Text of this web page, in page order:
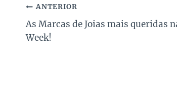
Navegação
de
ANTERIOR
As Marcas de Joias mais queridas
Week!